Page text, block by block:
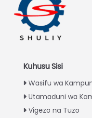
Kuhusu Sisi
Wasifu wa
Utamaduni wa
Vigezo na Tuzo